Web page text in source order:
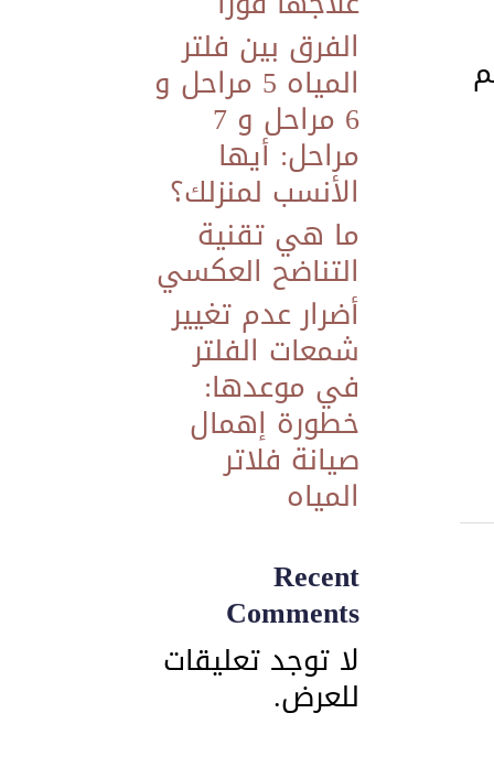
الفرق بين فلتر
المياه 5 مراحل و
6 مراحل و 7
مراحل: أيها
الأنسب لمنزلك؟
ما هي تقنية
التناضح العكسي
​أضرار عدم تغيير
شمعات الفلتر
في موعدها:
خطورة إهمال
صيانة فلاتر
المياه
Recent
Comments
لا توجد تعليقات
للعرض.